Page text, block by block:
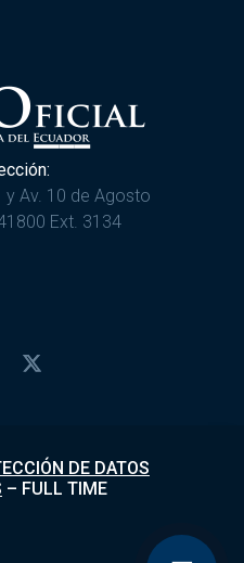
y Av. 10 de Agosto
Ext. 3134
DE DATOS
– FULL TIME